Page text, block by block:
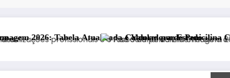
Tabela Atualizada e Valores por Estado
Calculadora de Penicilina